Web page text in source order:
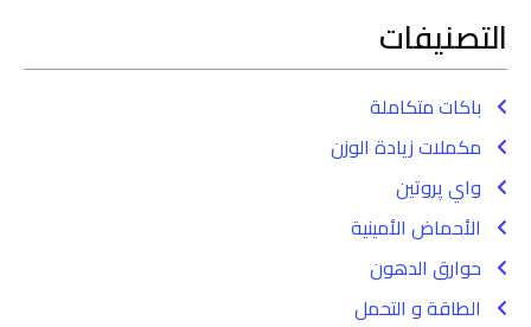
التصنيفات
باكات متكاملة
مكملات زيادة الوزن
واي پروتين
الأحماض الأمينية
حوارق الدهون
الطاقة و التحمل